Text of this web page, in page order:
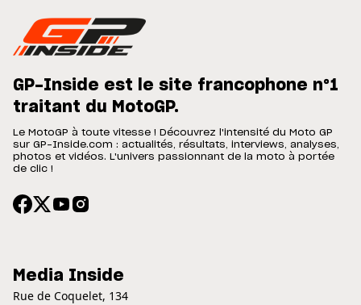
GP-Inside est le site francophone n°1
traitant du MotoGP.
Le MotoGP à toute vitesse ! Découvrez l'intensité du Moto GP
sur GP-Inside.com : actualités, résultats, interviews, analyses,
photos et vidéos. L'univers passionnant de la moto à portée
de clic !
Media Inside
Rue de Coquelet, 134